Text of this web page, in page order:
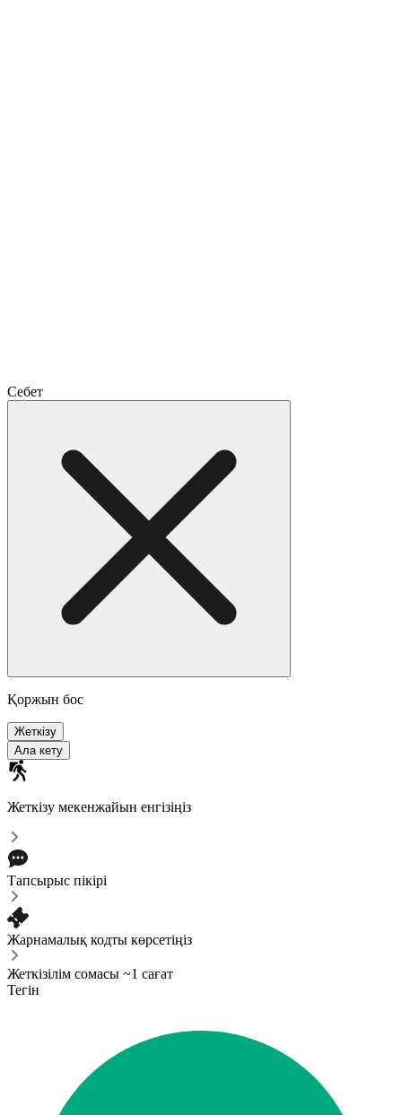
Себет
Қоржын бос
Жеткізу
Ала кету
Жеткізу мекенжайын енгізіңіз
Тапсырыс пікірі
Жарнамалық кодты көрсетіңіз
Жеткізілім сомасы ~1 сағат
Тегін